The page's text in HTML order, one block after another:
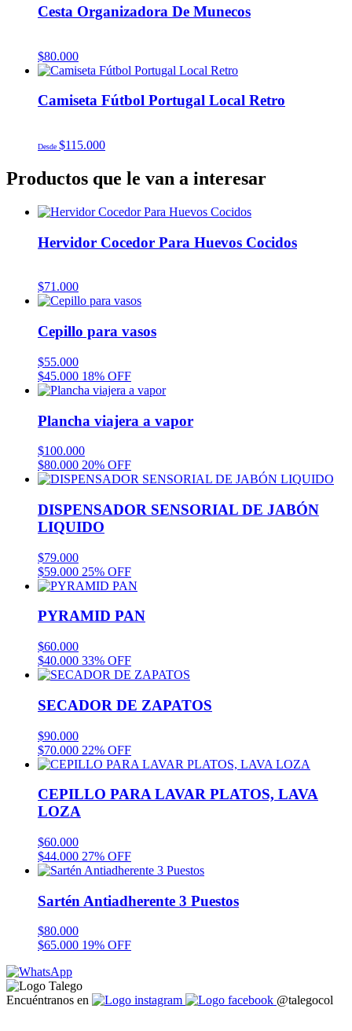
Cesta Organizadora De Munecos
$80.000
Camiseta Fútbol Portugal Local Retro
Desde $115.000
Productos que le van a interesar
Hervidor Cocedor Para Huevos Cocidos
$71.000
Cepillo para vasos
$55.000
$45.000 18% OFF
Plancha viajera a vapor
$100.000
$80.000 20% OFF
DISPENSADOR SENSORIAL DE JABÓN
LIQUIDO
$79.000
$59.000 25% OFF
PYRAMID PAN
$60.000
$40.000 33% OFF
SECADOR DE ZAPATOS
$90.000
$70.000 22% OFF
CEPILLO PARA LAVAR PLATOS, LAVA
LOZA
$60.000
$44.000 27% OFF
Sartén Antiadherente 3 Puestos
$80.000
$65.000 19% OFF
Encuéntranos en @talegocol